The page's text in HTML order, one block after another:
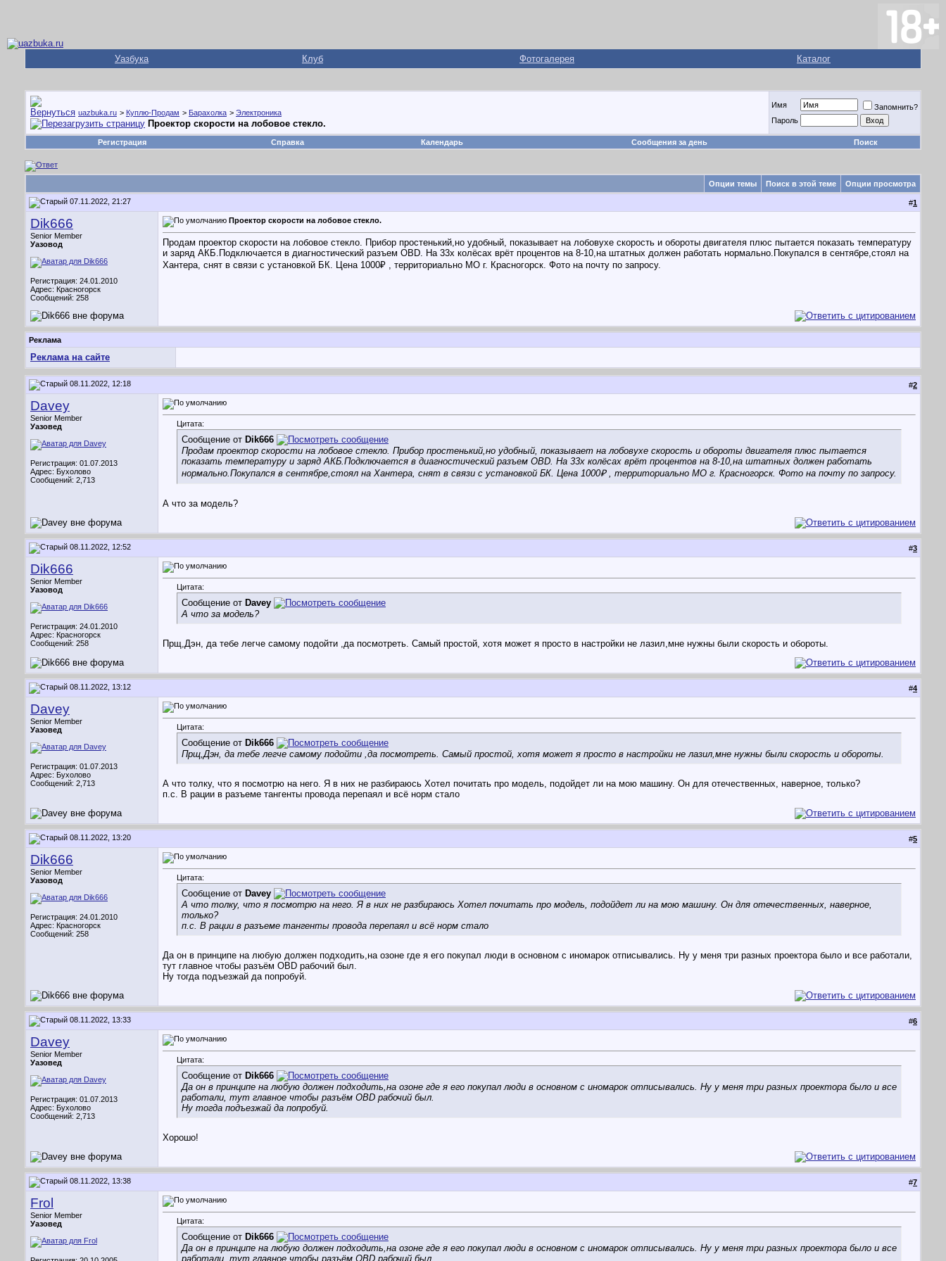
Уазбука Клуб Фотогалерея Каталог
uazbuka.ru > Куплю-Продам > Барахолка > Электроника
Проектор скорости на лобовое стекло.
Имя
Запомнить?
Пароль
Регистрация Справка Календарь Сообщения за день Поиск
Опции темы Поиск в этой теме Опции просмотра
07.11.2022, 21:27 #1
Dik666
Senior Member
Уазовод
Регистрация: 24.01.2010
Адрес: Красногорск
Сообщений: 258
Проектор скорости на лобовое стекло.
Продам проектор скорости на лобовое стекло. Прибор простенький,но удобный, показывает на лобовухе скорость и обороты двигателя плюс пытается показать температуру
и заряд АКБ.Подключается в диагностический разъем OBD. На 33х колёсах врёт процентов на 8-10,на штатных должен работать нормально.Покупался в сентябре,стоял на
Хантера, снят в связи с установкой БК. Цена 1000₽ , территориально МО г. Красногорск. Фото на почту по запросу.
Реклама
Реклама на сайте
08.11.2022, 12:18 #2
Davey
Senior Member
Уазовед
Регистрация: 01.07.2013
Адрес: Бухолово
Сообщений: 2,713
Цитата:
Сообщение от Dik666
Продам проектор скорости на лобовое стекло. Прибор простенький,но удобный, показывает на лобовухе скорость и обороты двигателя плюс пытается
показать температуру и заряд АКБ.Подключается в диагностический разъем OBD. На 33х колёсах врёт процентов на 8-10,на штатных должен работать
нормально.Покупался в сентябре,стоял на Хантера, снят в связи с установкой БК. Цена 1000₽ , территориально МО г. Красногорск. Фото на почту по запросу.
А что за модель?
08.11.2022, 12:52 #3
Dik666
Senior Member
Уазовод
Регистрация: 24.01.2010
Адрес: Красногорск
Сообщений: 258
Цитата:
Сообщение от Davey
А что за модель?
Прщ,Дэн, да тебе легче самому подойти ,да посмотреть. Самый простой, хотя может я просто в настройки не лазил,мне нужны были скорость и обороты.
08.11.2022, 13:12 #4
Davey
Senior Member
Уазовед
Регистрация: 01.07.2013
Адрес: Бухолово
Сообщений: 2,713
Цитата:
Сообщение от Dik666
Прщ,Дэн, да тебе легче самому подойти ,да посмотреть. Самый простой, хотя может я просто в настройки не лазил,мне нужны были скорость и обороты.
А что толку, что я посмотрю на него. Я в них не разбираюсь Хотел почитать про модель, подойдет ли на мою машину. Он для отечественных, наверное, только?
п.с. В рации в разъеме тангенты провода перепаял и всё норм стало
08.11.2022, 13:20 #5
Dik666
Senior Member
Уазовод
Регистрация: 24.01.2010
Адрес: Красногорск
Сообщений: 258
Цитата:
Сообщение от Davey
А что толку, что я посмотрю на него. Я в них не разбираюсь Хотел почитать про модель, подойдет ли на мою машину. Он для отечественных, наверное,
только?
п.с. В рации в разъеме тангенты провода перепаял и всё норм стало
Да он в принципе на любую должен подходить,на озоне где я его покупал люди в основном с иномарок отписывались. Ну у меня три разных проектора было и все работали,
тут главное чтобы разъём OBD рабочий был.
Ну тогда подъезжай да попробуй.
08.11.2022, 13:33 #6
Davey
Senior Member
Уазовед
Регистрация: 01.07.2013
Адрес: Бухолово
Сообщений: 2,713
Цитата:
Сообщение от Dik666
Да он в принципе на любую должен подходить,на озоне где я его покупал люди в основном с иномарок отписывались. Ну у меня три разных проектора было и все
работали, тут главное чтобы разъём OBD рабочий был.
Ну тогда подъезжай да попробуй.
Хорошо!
08.11.2022, 13:38 #7
Frol
Senior Member
Уазовед
Цитата:
Сообщение от Dik666
Да он в принципе на любую должен подходить,на озоне где я его покупал люди в основном с иномарок отписывались. Ну у меня три разных проектора было и все
работали, тут главное чтобы разъём OBD рабочий был.